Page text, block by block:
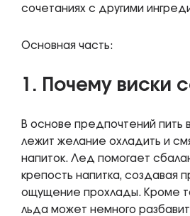
сочетаниях с другими
Основная часть:
1. Почему виски
В основе предпочтений пить
лежит желание охладить и
напиток. Лед помогает
крепость напитка, создавая
ощущение прохлады. Кроме
льда может немного